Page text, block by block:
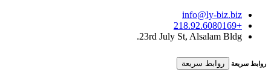
info@ly-biz.biz
+218.92.6080169
23rd July St, Alsalam Bldg.
روابط سريعة روابط سريعة